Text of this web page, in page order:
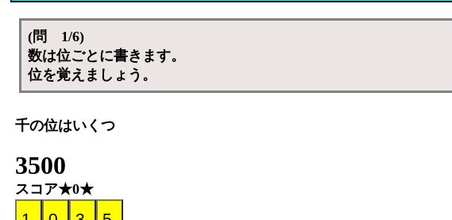
(問 1/6)
数は位ごとに書きます。
位を覚えましょう。
千の位はいくつ
3500
スコア★0★